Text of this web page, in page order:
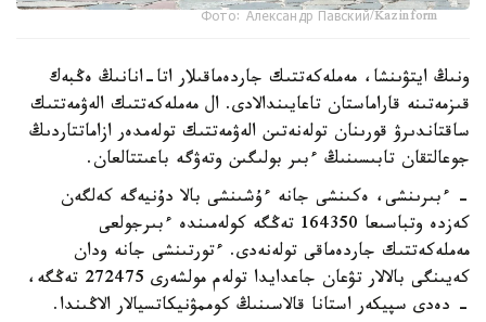
Фото: Александр Павский/Kazinform
ونىڭ ايتۋىنشا، مەملەكەتتىك جاردەماقىلار اتا-انانىڭ ەڭبەك
قىزمەتىنە قاراماستان تاعايىندالادى. ال مەملەكەتتىك الەۋمەتتىك
ساقتاندىرۋ قورىنان تولەنەتىن الەۋمەتتىك تولەمدەر ازاماتتاردىڭ
جوعالتقان تابىسىنىڭ ءبىر بولىگىن وتەۋگە باعىتتالعان.
- ءبىرىنشى، ەكىنشى جانە ءۇشىنشى بالا دۇنيەگە كەلگەن
كەزدە وتباسىعا 164350 تەڭگە كولەمىندە ءبىرجولعى
مەملەكەتتىك جاردەماقى تولەنەدى. ءتورتىنشى جانە ودان
كەيىنگى بالالار تۋعان جاعدايدا تولەم مولشەرى 272475 تەڭگە،
- دەدى سپيكەر استانا قالاسىنىڭ كوممۋنيكاتسيالار الاڭىندا.